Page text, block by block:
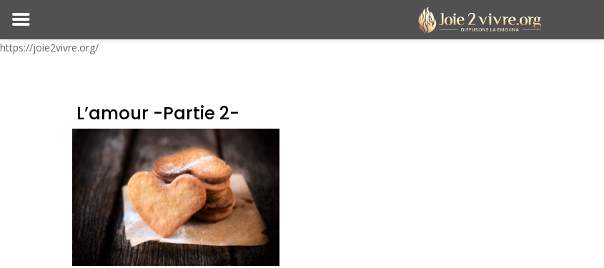
https://joie2vivre.org/
L’amour -Partie 2-